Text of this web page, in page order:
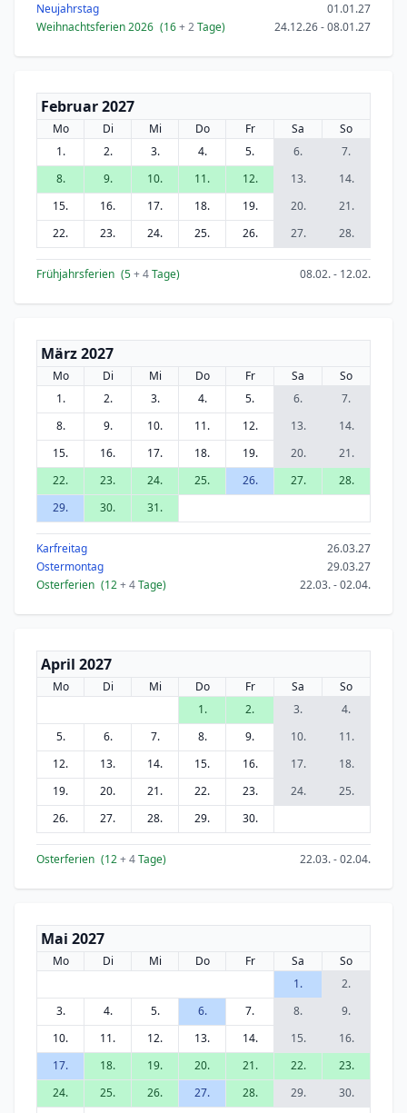
Neujahrstag
01.01.27
Weihnachtsferien 2026 (16+ 2Tage) 24.12.26 - 08.01.27
Februar 2027
Mo Di Mi Do Fr Sa
So
1.
2. 3. 4. 5. 6.
7.
8.
9. 10. 11. 12. 13.
14.
15.
16. 17. 18. 19. 20.
21.
22.
23. 24. 25. 26. 27. 28.
Frühjahrsferien (5+ 4Tage) 08.02. - 12.02.
März 2027
Mo Di Mi Do Fr Sa
So
1.
2. 3. 4. 5. 6.
7.
8.
9. 10. 11. 12. 13.
14.
15.
16. 17. 18. 19. 20.
21.
22.
23. 24. 25. 26. 27.
28.
29.
30. 31.
Karfreitag
26.03.27
Ostermontag
29.03.27
Osterferien (12+ 4Tage) 22.03. - 02.04.
April 2027
Mo Di Mi Do Fr Sa
So
1.
2. 3.
4.
5.
6. 7. 8. 9. 10.
11.
12.
13. 14. 15. 16. 17.
18.
19.
20. 21. 22. 23. 24.
25.
26.
27. 28. 29. 30.
Osterferien (12+ 4Tage) 22.03. - 02.04.
Mai 2027
Mo Di Mi Do Fr Sa
So
1.
2.
3.
4. 5. 6. 7. 8.
9.
10.
11. 12. 13. 14. 15.
16.
17.
18. 19. 20. 21. 22.
23.
24.
25. 26. 27. 28. 29.
30.